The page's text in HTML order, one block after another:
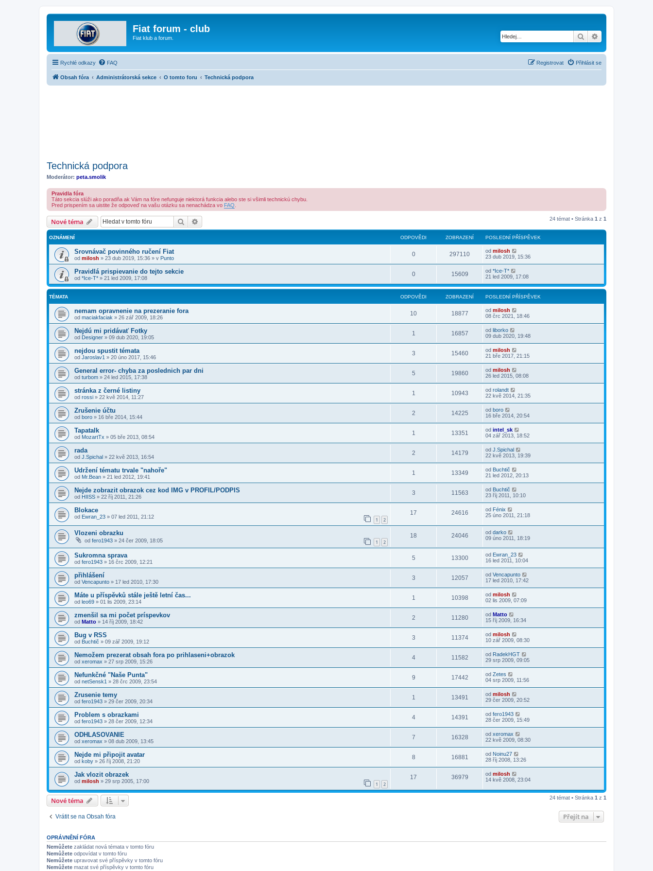
Fiat forum - club
Fiat klub a forum. Hledat
Rychlé odkazy FAQ Přihlásit se
Registrovat
Obsah fóra Administrátorská sekce O tomto foru Technická podpora
Technická podpora
Moderátor: peta.smolik
Pravidla fóra
Táto sekcia slúži ako poradňa ak Vám na fóre nefunguje niektorá funkcia alebo ste si všimli technickú chybu.
Pred prispením sa uistite že odpoveď na vašu otázku sa nenachádza vo FAQ
Nové téma Hledat 24 témat • Stránka 1 z 1
OZNÁMENÍ ODPOVĚDI ZOBRAZENÍ POSLEDNÍ PŘÍSPĚVEK
Srovnávač povinného ručení Fiat
od milosh » 23 dub 2019, 15:36 » v Punto
0 297110 od milosh
23 dub 2019, 15:36
Pravidlá prispievanie do tejto sekcie
od *Ice-T* » 21 led 2009, 17:08
0 15609 od *Ice-T*
21 led 2009, 17:08
TÉMATA ODPOVĚDI ZOBRAZENÍ POSLEDNÍ PŘÍSPĚVEK
nemam opravnenie na prezeranie fora
od maciakfaciak » 26 zář 2009, 18:26
10 18877 od milosh
08 črc 2021, 18:46
Nejdú mi pridávať Fotky
od Designer » 09 dub 2020, 19:05
1 16857 od liborko
09 dub 2020, 19:48
nejdou spustit témata
od Jaroslav1 » 20 úno 2017, 15:46
3 15460 od milosh
21 bře 2017, 21:15
General error- chyba za poslednich par dni
od turbom » 24 led 2015, 17:38
5 19860 od milosh
26 led 2015, 08:08
stránka z černé listiny
od rossi » 22 kvě 2014, 11:27
1 10943 od rolandt
22 kvě 2014, 21:35
Zrušenie účtu
od boro » 16 bře 2014, 15:44
2 14225 od boro
16 bře 2014, 20:54
Tapatalk
od MozartTx » 05 bře 2013, 08:54
1 13351 od intel_sk
04 zář 2013, 18:52
rada
od J.Spichal » 22 kvě 2013, 16:54
2 14179 od J.Spichal
22 kvě 2013, 19:39
Udržení tématu trvale "nahoře"
od Mr.Bean » 21 led 2012, 19:41
1 13349 od Buchtič
21 led 2012, 20:13
Nejde zobrazit obrazok cez kod IMG v PROFIL/PODPIS
od HIISS » 22 říj 2011, 21:26
3 11563 od Buchtič
23 říj 2011, 10:10
Blokace
od Ewran_23 » 07 led 2011, 21:12 1 2
17 24616 od Fénix
25 úno 2011, 21:18
Vlozeni obrazku
od fero1943 » 24 čer 2009, 18:05 1 2
18 24046 od darko
09 úno 2011, 18:19
Sukromna sprava
od fero1943 » 16 črc 2009, 12:21
5 13300 od Ewran_23
16 led 2011, 10:04
přihlášení
od Vencapunto » 17 led 2010, 17:30
3 12057 od Vencapunto
17 led 2010, 17:42
Máte u příspěvků stále ještě letní čas...
od leo69 » 01 lis 2009, 23:14
1 10398 od milosh
02 lis 2009, 07:09
zmenšil sa mi počet príspevkov
od Matto » 14 říj 2009, 18:42
2 11280 od Matto
15 říj 2009, 16:34
Bug v RSS
od Buchtič » 09 zář 2009, 19:12
3 11374 od milosh
10 zář 2009, 08:30
Nemožem prezerat obsah fora po prihlaseni+obrazok
od xeromax » 27 srp 2009, 15:26
4 11582 od RadekHGT
29 srp 2009, 09:05
Nefunkčné "Naše Punta"
od netSensk1 » 28 črc 2009, 23:54
9 17442 od Zetes
04 srp 2009, 11:56
Zrusenie temy
od fero1943 » 29 čer 2009, 20:34
1 13491 od milosh
29 čer 2009, 20:52
Problem s obrazkami
od fero1943 » 28 čer 2009, 12:34
4 14391 od fero1943
28 čer 2009, 15:49
ODHLASOVANIE
od xeromax » 08 dub 2009, 13:45
7 16328 od xeromax
22 kvě 2009, 08:30
Nejde mi připojit avatar
od koby » 26 říj 2008, 21:20
8 16881 od Noinu27
28 říj 2008, 13:26
Jak vlozit obrazek
od milosh » 29 srp 2005, 17:00 1 2
17 36979 od milosh
14 kvě 2008, 23:04
Nové téma 24 témat • Stránka 1 z 1
Vrátit se na Obsah fóra Přejít na
OPRÁVNĚNÍ FÓRA
Nemůžete zakládat nová témata v tomto fóru
Nemůžete odpovídat v tomto fóru
Nemůžete upravovat své příspěvky v tomto fóru
Nemůžete mazat své příspěvky v tomto fóru